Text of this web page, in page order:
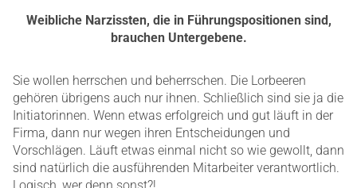
Weibliche Narzissten, die in Führungspositionen sind,
brauchen Untergebene.
Sie wollen herrschen und beherrschen. Die Lorbeeren
gehören übrigens auch nur ihnen. Schließlich sind sie ja die
Initiatorinnen. Wenn etwas erfolgreich und gut läuft in der
Firma, dann nur wegen ihren Entscheidungen und
Vorschlägen. Läuft etwas einmal nicht so wie gewollt, dann
sind natürlich die ausführenden Mitarbeiter verantwortlich.